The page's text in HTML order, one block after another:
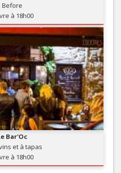
Before
à 18h00
Bar'Oc
et à tapas
à 18h00